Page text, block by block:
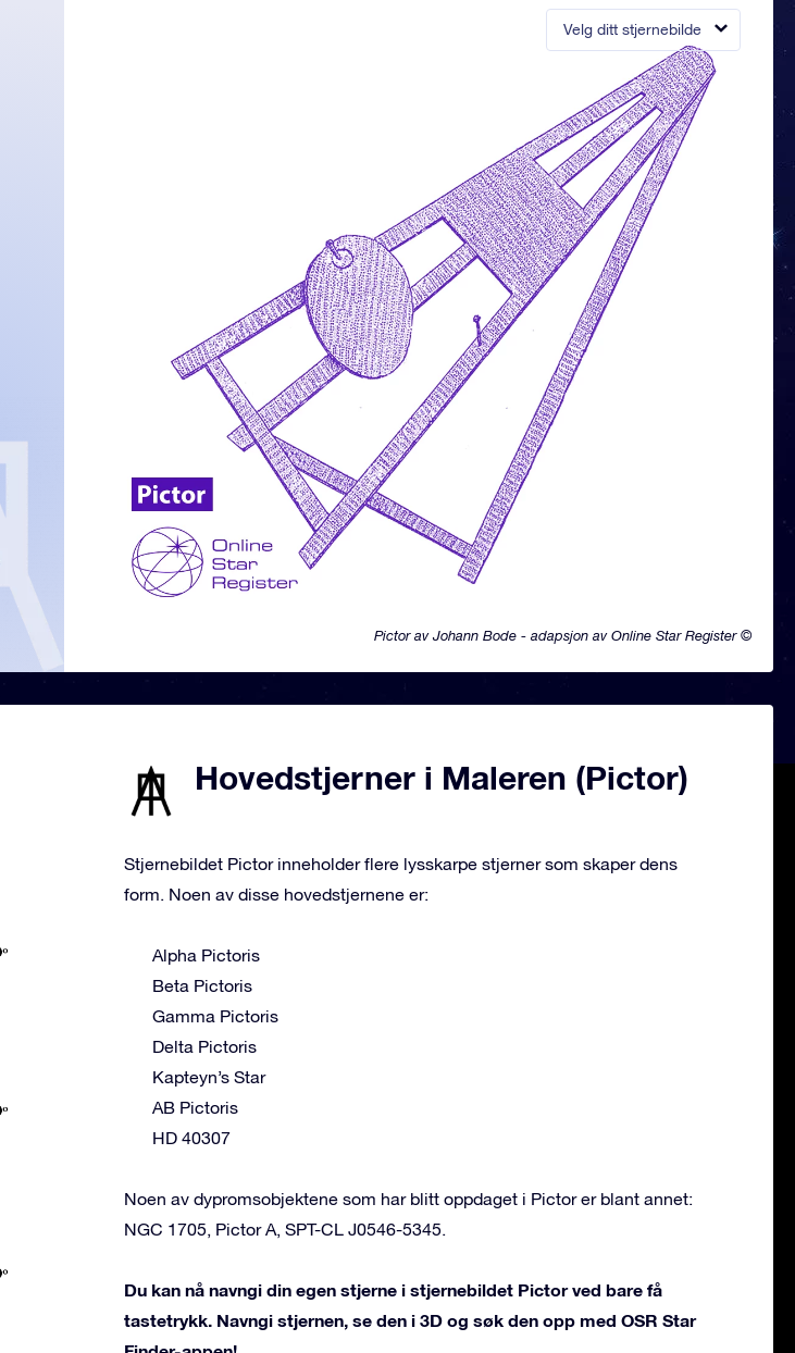
Velg ditt stjernebilde
Pictor av Johann Bode - adapsjon av Online Star Register ©
Hovedstjerner i Maleren (Pictor)
Stjernebildet Pictor inneholder flere lysskarpe stjerner som skaper dens
form. Noen av disse hovedstjernene er:
Alpha Pictoris
Beta Pictoris
Gamma Pictoris
Delta Pictoris
Kapteyn’s Star
AB Pictoris
HD 40307
Noen av dypromsobjektene som har blitt oppdaget i Pictor er blant annet:
NGC 1705, Pictor A, SPT-CL J0546-5345.
Du kan nå navngi din egen stjerne i stjernebildet Pictor ved bare få
tastetrykk. Navngi stjernen, se den i 3D og søk den opp med OSR Star